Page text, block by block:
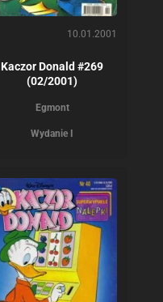
10.01.2001
Kaczor Donald #269
(02/2001)
Egmont
Wydanie I